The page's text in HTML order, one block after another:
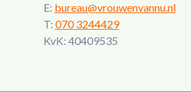
E: bureau@vrouwenvannu.nl
T: 070 3244429
KvK: 40409535